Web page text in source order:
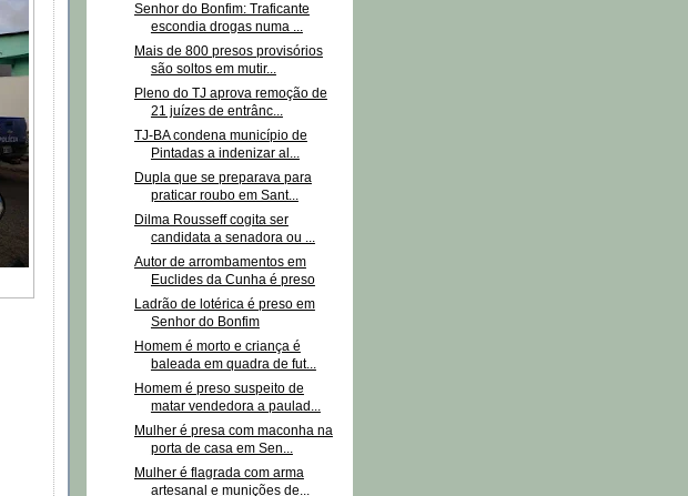
Senhor do Bonfim: Traficante
escondia drogas numa ...
Mais de 800 presos provisórios
são soltos em mutir...
Pleno do TJ aprova remoção de
21 juízes de entrânc...
TJ-BA condena município de
Pintadas a indenizar al...
Dupla que se preparava para
praticar roubo em Sant...
Dilma Rousseff cogita ser
candidata a senadora ou ...
Autor de arrombamentos em
Euclides da Cunha é preso
Ladrão de lotérica é preso em
Senhor do Bonfim
Homem é morto e criança é
baleada em quadra de fut...
Homem é preso suspeito de
matar vendedora a paulad...
Mulher é presa com maconha na
porta de casa em Sen...
Mulher é flagrada com arma
artesanal e munições de...